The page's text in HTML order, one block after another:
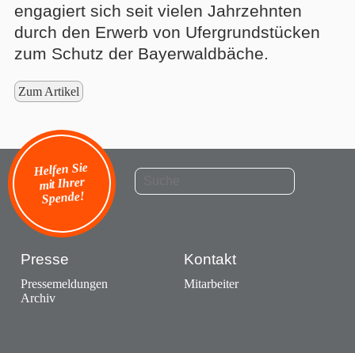
engagiert sich seit vielen Jahrzehnten
durch den Erwerb von Ufergrundstücken
zum Schutz der Bayerwaldbäche.
Zum Artikel
Helfen Sie
mit Ihrer
Spende!
Presse
Pressemeldungen
Archiv
Kontakt
Mitarbeiter